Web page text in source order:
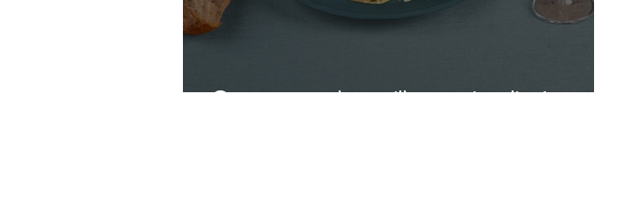
Camarones a la parrilla con ajo y limón.